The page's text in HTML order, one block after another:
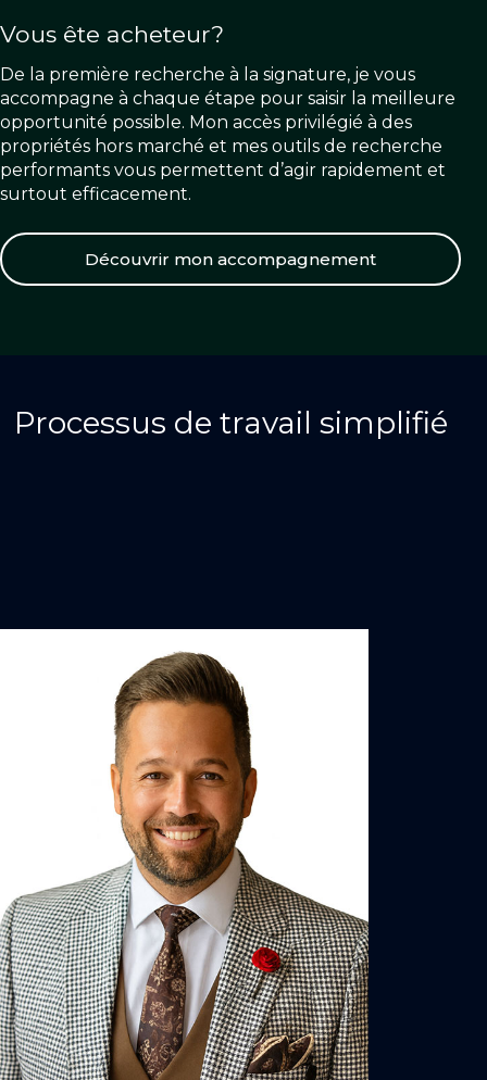
Vous ête acheteur?
De la première recherche à la signature, je vous
accompagne à chaque étape pour saisir la meilleure
opportunité possible. Mon accès privilégié à des
propriétés hors marché et mes outils de recherche
performants vous permettent d’agir rapidement et
surtout efficacement.
Découvrir mon accompagnement
Processus de travail simplifié